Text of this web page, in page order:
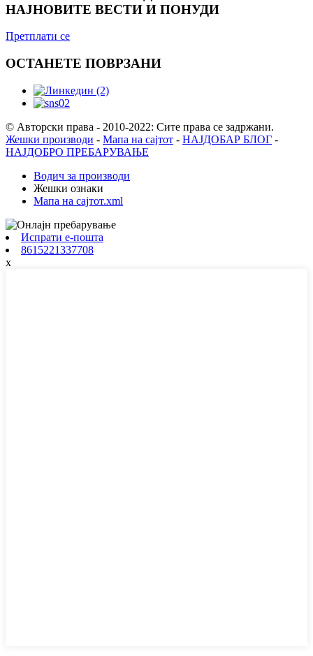
НАЈНОВИТЕ ВЕСТИ И ПОНУДИ
Претплати се
ОСТАНЕТЕ ПОВРЗАНИ
© Авторски права - 2010-2022: Сите права се задржани.
Жешки производи - Мапа на сајтот - НАЈДОБАР БЛОГ -
НАЈДОБРО ПРЕБАРУВАЊЕ
Водич за производи
Жешки ознаки
Мапа на сајтот.xml
Испрати е-пошта
8615221337708
x